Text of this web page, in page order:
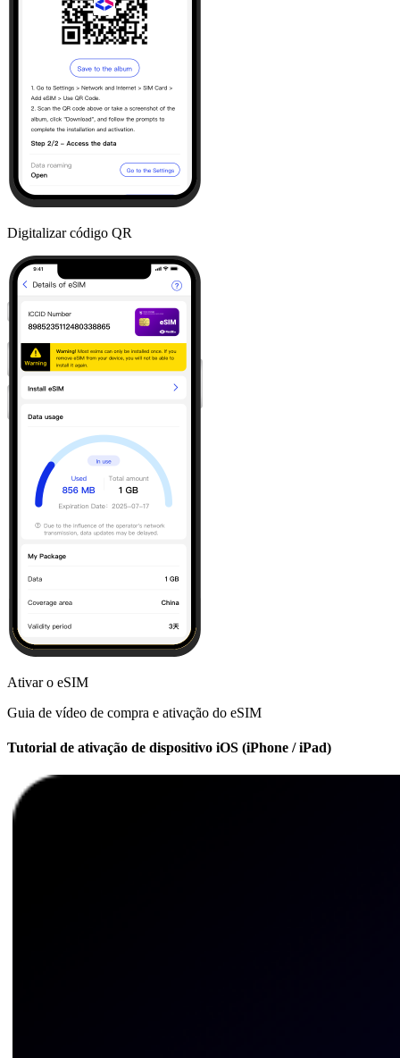
Digitalizar código QR
Ativar o eSIM
Guia de vídeo de compra e ativação do eSIM
Tutorial de ativação de dispositivo iOS (iPhone / iPad)